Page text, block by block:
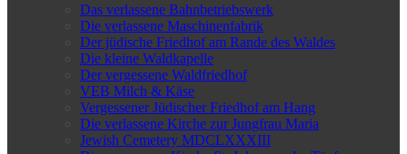
Das verlassene Bahnbetriebswerk
Die verlassene Maschinenfabrik
Der jüdische Friedhof am Rande des Waldes
Die kleine Waldkapelle
Der vergessene Waldfriedhof
VEB Milch & Käse
Vergessener Jüdischer Friedhof am Hang
Die verlassene Kirche zur Jungfrau Maria
Jewish Cemetery MDCLXXXIII